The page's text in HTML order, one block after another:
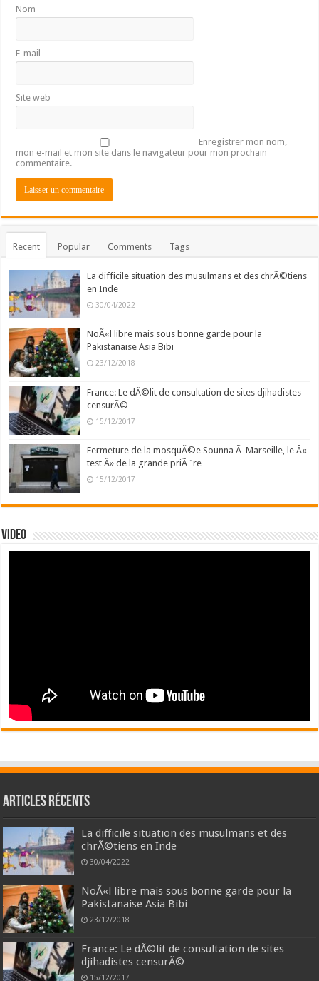
Nom
E-mail
Site web
Enregistrer mon nom,
mon e-mail et mon site dans le navigateur pour mon prochain
commentaire.
Recent Popular Comments Tags
La difficile situation des musulmans et des chrÃ©tiens
en Inde
30/04/2022
NoÃ«l libre mais sous bonne garde pour la
Pakistanaise Asia Bibi
23/12/2018
France: Le dÃ©lit de consultation de sites djihadistes
censurÃ©
15/12/2017
Fermeture de la mosquÃ©e Sounna Ã Marseille, le Â«
test Â» de la grande priÃ¨re
15/12/2017
Video
Articles récents
La difficile situation des musulmans et des
chrÃ©tiens en Inde
30/04/2022
NoÃ«l libre mais sous bonne garde pour la
Pakistanaise Asia Bibi
23/12/2018
France: Le dÃ©lit de consultation de sites
djihadistes censurÃ©
15/12/2017